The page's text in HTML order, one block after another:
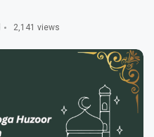
2,141 views